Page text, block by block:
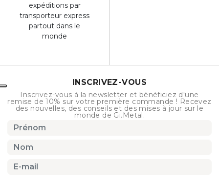
expéditions par
transporteur express
partout dans le
monde
INSCRIVEZ-VOUS
Inscrivez-vous à la newsletter et bénéficiez d'une
remise de 10% sur votre première commande ! Recevez
des nouvelles, des conseils et des mises à jour sur le
monde de Gi.Metal.